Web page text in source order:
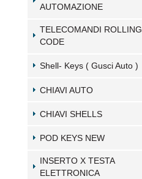
AUTOMAZIONE
TELECOMANDI ROLLING
CODE
Shell- Keys ( Gusci Auto )
CHIAVI AUTO
CHIAVI SHELLS
POD KEYS NEW
INSERTO X TESTA
ELETTRONICA